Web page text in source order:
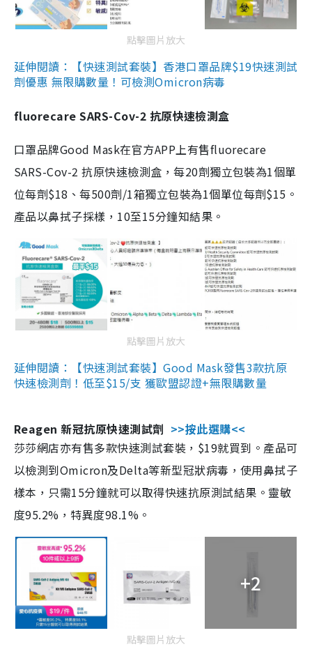
點擊圖片放大
延伸閱讀：【快速測試套裝】香港口罩品牌$19快速測試
劑優惠 無限購數量！可檢測Omicron病毒
fluorecare SARS-Cov-2 抗原快速檢測盒
口罩品牌Good Mask在官方APP上有售fluorecare
SARS-Cov-2 抗原快速檢測盒，每20劑獨立包裝為1個單
位每劑$18、每500劑/1箱獨立包裝為1個單位每劑$15。
產品以鼻拭子採樣，10至15分鐘知結果。
點擊圖片放大
延伸閱讀：【快速測試套裝】Good Mask發售3款抗原
快速檢測劑！低至$15/支 獲歐盟認證+無限購數量
Reagen 新冠抗原快速測試劑 >>按此選購<<
莎莎網店亦有售多款快速測試套裝，$19就買到。產品可
以檢測到Omicron及Delta等新型冠狀病毒，使用鼻拭子
樣本，只需15分鐘就可以取得快速抗原測試結果。靈敏
度95.2%，特異度98.1%。
+2
點擊圖片放大